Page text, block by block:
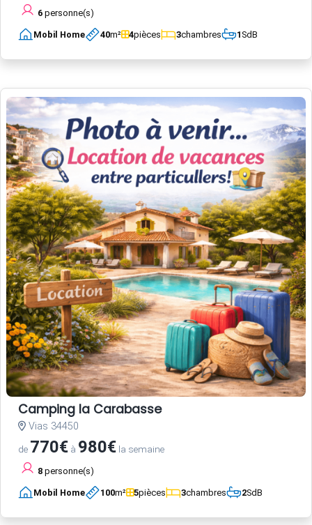
6 personne(s)
Mobil Home 40m² 4pièces 3chambres 1SdB
Camping la Carabasse
Vias 34450
de 770€ à 980€ la semaine
8 personne(s)
Mobil Home 100m² 5pièces 3chambres 2SdB